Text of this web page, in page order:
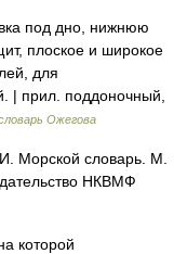
под дно, нижнюю
плоское и широкое
для
| прил. поддоночный,
Ожегова
Морской словарь. М.
НКВМФ
которой